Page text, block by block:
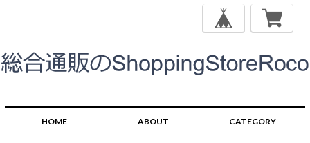
HOME ABOUT CATEGORY